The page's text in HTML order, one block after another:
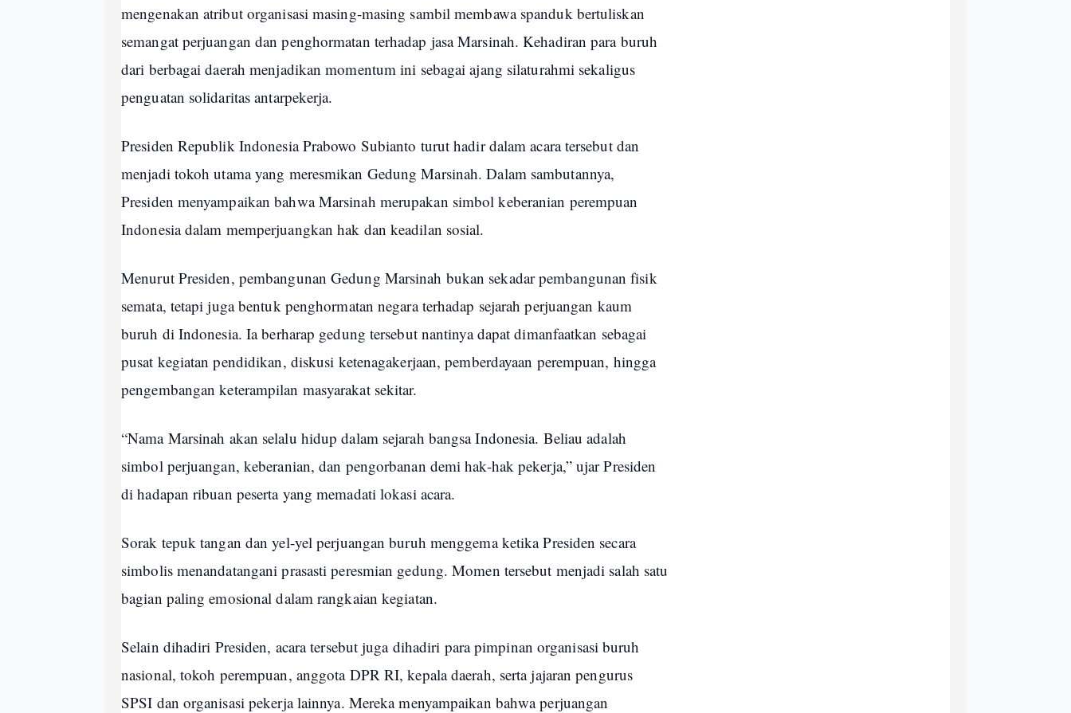
mengenakan atribut organisasi masing-masing sambil membawa spanduk bertuliskan
semangat perjuangan dan penghormatan terhadap jasa Marsinah. Kehadiran para buruh
dari berbagai daerah menjadikan momentum ini sebagai ajang silaturahmi sekaligus
penguatan solidaritas antarpekerja.
Presiden Republik Indonesia Prabowo Subianto turut hadir dalam acara tersebut dan
menjadi tokoh utama yang meresmikan Gedung Marsinah. Dalam sambutannya,
Presiden menyampaikan bahwa Marsinah merupakan simbol keberanian perempuan
Indonesia dalam memperjuangkan hak dan keadilan sosial.
Menurut Presiden, pembangunan Gedung Marsinah bukan sekadar pembangunan fisik
semata, tetapi juga bentuk penghormatan negara terhadap sejarah perjuangan kaum
buruh di Indonesia. Ia berharap gedung tersebut nantinya dapat dimanfaatkan sebagai
pusat kegiatan pendidikan, diskusi ketenagakerjaan, pemberdayaan perempuan, hingga
pengembangan keterampilan masyarakat sekitar.
“Nama Marsinah akan selalu hidup dalam sejarah bangsa Indonesia. Beliau adalah
simbol perjuangan, keberanian, dan pengorbanan demi hak-hak pekerja,” ujar Presiden
di hadapan ribuan peserta yang memadati lokasi acara.
Sorak tepuk tangan dan yel-yel perjuangan buruh menggema ketika Presiden secara
simbolis menandatangani prasasti peresmian gedung. Momen tersebut menjadi salah satu
bagian paling emosional dalam rangkaian kegiatan.
Selain dihadiri Presiden, acara tersebut juga dihadiri para pimpinan organisasi buruh
nasional, tokoh perempuan, anggota DPR RI, kepala daerah, serta jajaran pengurus
SPSI dan organisasi pekerja lainnya. Mereka menyampaikan bahwa perjuangan